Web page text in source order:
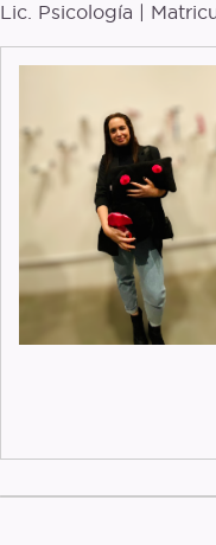
Lic. Psicología |